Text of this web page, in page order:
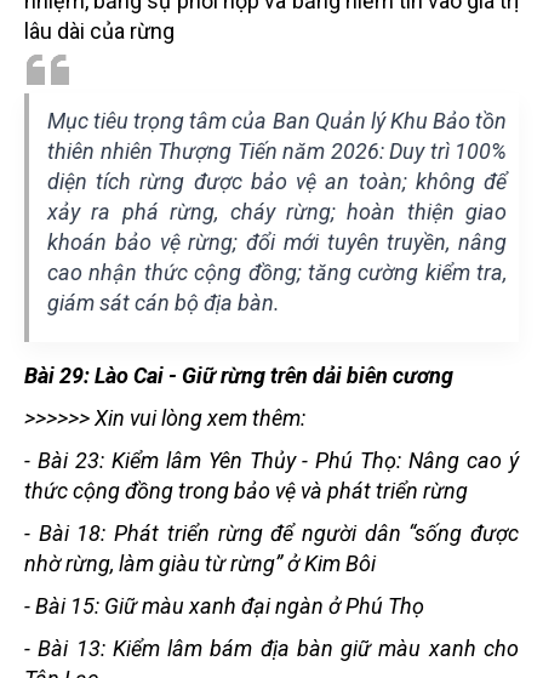
lâu dài của rừng
Mục tiêu trọng tâm của Ban Quản lý Khu Bảo tồn
thiên nhiên Thượng Tiến năm 2026: Duy trì 100%
diện tích rừng được bảo vệ an toàn; không để
xảy ra phá rừng, cháy rừng; hoàn thiện giao
khoán bảo vệ rừng; đổi mới tuyên truyền, nâng
cao nhận thức cộng đồng; tăng cường kiểm tra,
giám sát cán bộ địa bàn.
Bài 29: Lào Cai - Giữ rừng trên dải biên cương
>>>>>> Xin vui lòng xem thêm:
- Bài 23: Kiểm lâm Yên Thủy - Phú Thọ: Nâng cao ý
thức cộng đồng trong bảo vệ và phát triển rừng
- Bài 18: Phát triển rừng để người dân “sống được
nhờ rừng, làm giàu từ rừng” ở Kim Bôi
-Bài 15: Giữ màu xanh đại ngàn ở Phú Thọ
-Bài 13: Kiểm lâm bám địa bàn giữ màu xanh cho